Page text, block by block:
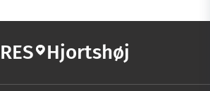
Hjortshøj